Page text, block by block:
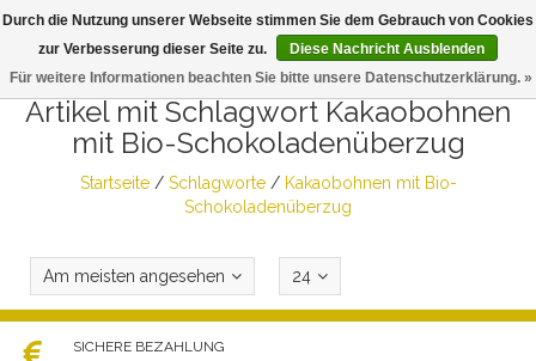
Artikel mit Schlagwort Kakaobohnen
mit Bio-Schokoladenüberzug
Startseite/ Schlagworte/ Kakaobohnen mit Bio-
Schokoladenüberzug
Am meisten angesehen 24
SICHERE BEZAHLUNG
Durch die Nutzung unserer Webseite stimmen Sie dem Gebrauch von Cookies
zur Verbesserung dieser Seite zu.
Diese Nachricht Ausblenden
Für weitere Informationen beachten Sie bitte unsere Datenschutzerklärung. »